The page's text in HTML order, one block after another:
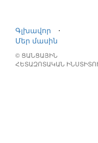
Գլխավոր
⋅
Մեր մասին
© ՑԱՆՑԱՅԻՆ
ՀԵՏԱԶՈՏԱԿԱՆ